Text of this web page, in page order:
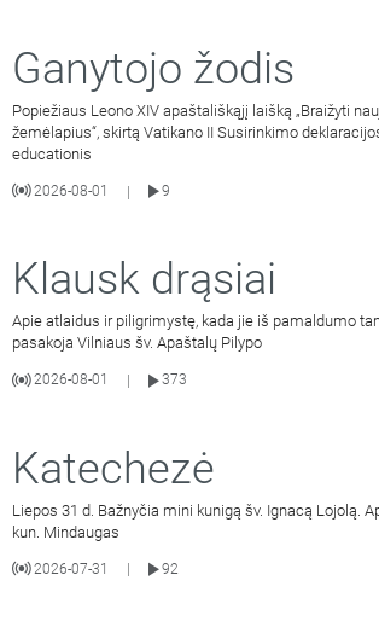
Ganytojo žodis
Popiežiaus Leono XIV apaštališkąjį laišką „Braižyti
žemėlapius“, skirtą Vatikano II Susirinkimo
educationis
2026-08-01 |
9
Klausk drąsiai
Apie atlaidus ir piligrimystę, kada jie iš pamaldumo
pasakoja Vilniaus šv. Apaštalų Pilypo
2026-08-01
373
Katechezė
Liepos 31 d. Bažnyčia mini kunigą šv. Ignacą Lojolą.
kun. Mindaugas
2026-07-31 92